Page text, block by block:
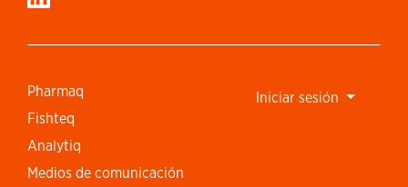
Pharmaq
Fishteq
Analytiq
Medios de comunicación
Iniciar sesión